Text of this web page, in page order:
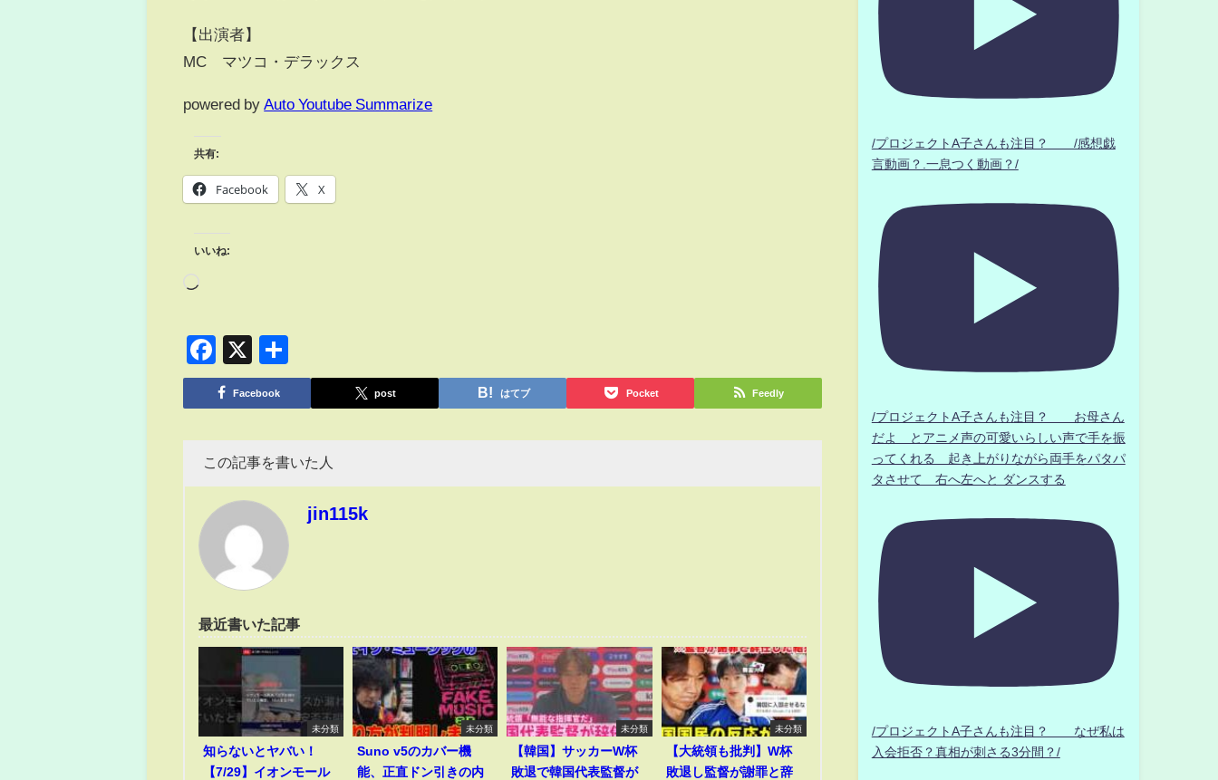
【出演者】
MC マツコ・デラックス
powered by Auto Youtube Summarize
共有:
Facebook X
いいね:
Facebook
X
有
Facebook post はてブ Pocket Feedly
この記事を書いた人
jin115k
最近書いた記事
未分類
知らないとヤバい！
【7/29】イオンモール
未分類
Suno v5のカバー機
能、正直ドン引きの内
未分類
【韓国】サッカーW杯
敗退で韓国代表監督が
未分類
【大統領も批判】W杯
敗退し監督が謝罪と辞
/プロジェクトA子さんも注目？ /感想戯
言動画？.一息つく動画？/
/プロジェクトA子さんも注目？ お母さん
だよ とアニメ声の可愛いらしい声で手を振
ってくれる 起き上がりながら両手をパタパ
タさせて 右へ左へと ダンスする
/プロジェクトA子さんも注目？ なぜ私は
入会拒否？真相が刺さる3分間？/